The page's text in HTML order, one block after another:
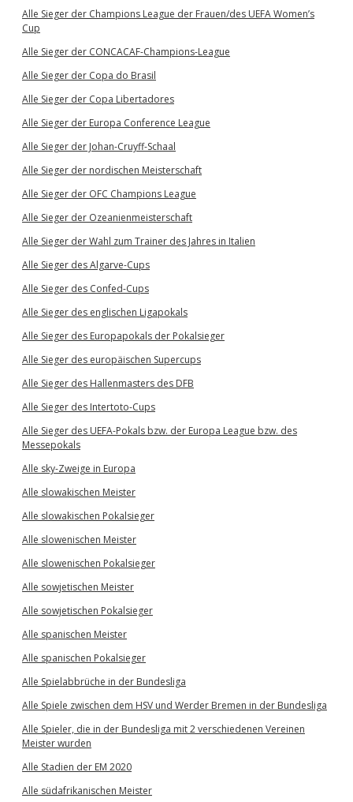
Alle Sieger der Champions League der Frauen/des UEFA Women’s
Cup
Alle Sieger der CONCACAF-Champions-League
Alle Sieger der Copa do Brasil
Alle Sieger der Copa Libertadores
Alle Sieger der Europa Conference League
Alle Sieger der Johan-Cruyff-Schaal
Alle Sieger der nordischen Meisterschaft
Alle Sieger der OFC Champions League
Alle Sieger der Ozeanienmeisterschaft
Alle Sieger der Wahl zum Trainer des Jahres in Italien
Alle Sieger des Algarve-Cups
Alle Sieger des Confed-Cups
Alle Sieger des englischen Ligapokals
Alle Sieger des Europapokals der Pokalsieger
Alle Sieger des europäischen Supercups
Alle Sieger des Hallenmasters des DFB
Alle Sieger des Intertoto-Cups
Alle Sieger des UEFA-Pokals bzw. der Europa League bzw. des
Messepokals
Alle sky-Zweige in Europa
Alle slowakischen Meister
Alle slowakischen Pokalsieger
Alle slowenischen Meister
Alle slowenischen Pokalsieger
Alle sowjetischen Meister
Alle sowjetischen Pokalsieger
Alle spanischen Meister
Alle spanischen Pokalsieger
Alle Spielabbrüche in der Bundesliga
Alle Spiele zwischen dem HSV und Werder Bremen in der Bundesliga
Alle Spieler, die in der Bundesliga mit 2 verschiedenen Vereinen
Meister wurden
Alle Stadien der EM 2020
Alle südafrikanischen Meister